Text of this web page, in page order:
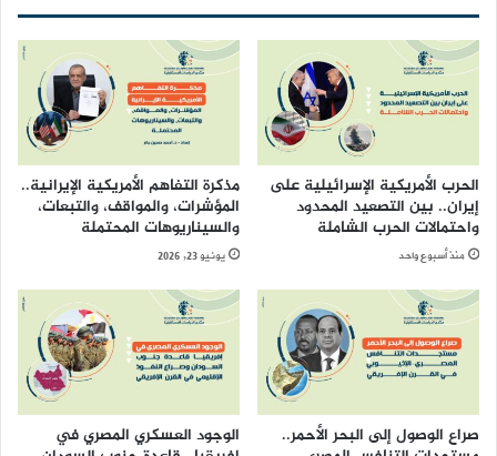
الحرب الأمريكية الإسرائيلية على
إيران.. بين التصعيد المحدود
واحتمالات الحرب الشاملة
منذ أسبوع واحد
مذكرة التفاهم الأمريكية الإيرانية..
المؤشرات، والمواقف، والتبعات،
والسيناريوهات المحتملة
يونيو 23, 2026
صراع الوصول إلى البحر الأحمر.. الوجود العسكري المصري في